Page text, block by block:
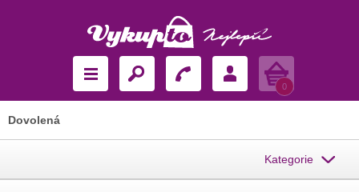
Košík
0
Dovolená
Kategorie